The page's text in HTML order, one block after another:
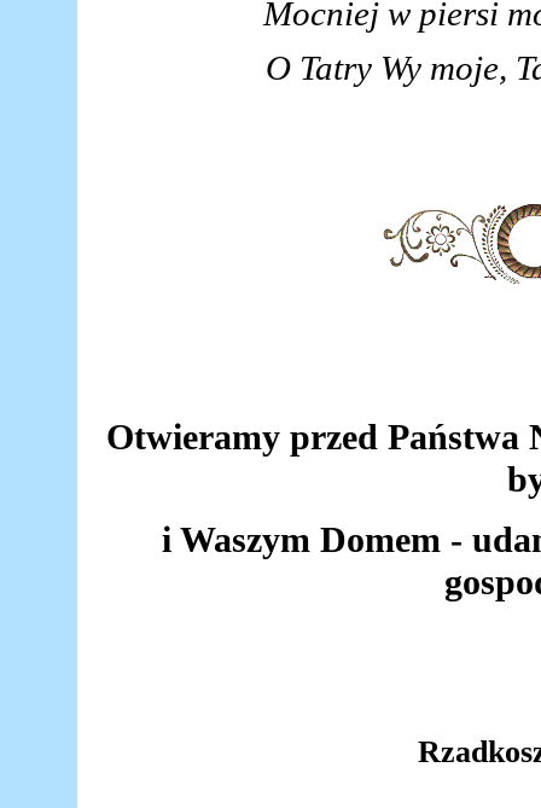
Mocniej w piersi
O Tatry Wy moje,
Otwieramy przed Państwa
i Waszym Domem -